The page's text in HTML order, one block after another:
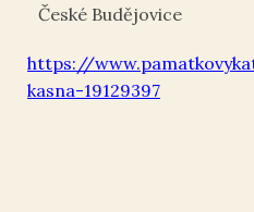
České Budějovice
https://
kasna-19129397